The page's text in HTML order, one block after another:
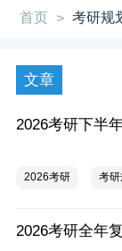
首页 > 考研规
文章
2026考研下半
2026考研 考
2026考研全年